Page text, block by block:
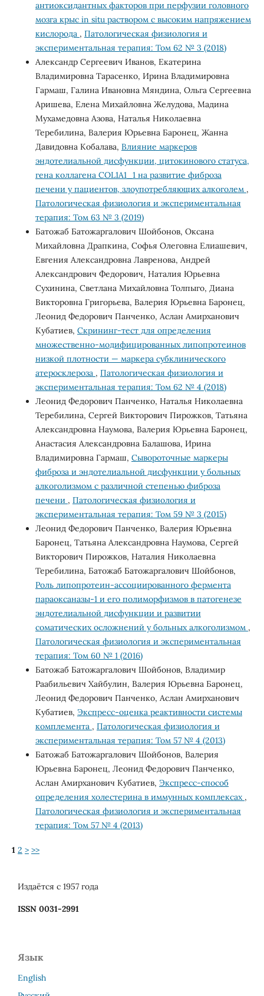
антиоксидантных факторов при перфузии головного
мозга крыс in situ раствором с высоким напряжением
кислорода , Патологическая физиология и
экспериментальная терапия: Том 62 № 3 (2018)
Александр Сергеевич Иванов, Екатерина
Владимировна Тарасенко, Ирина Владимировна
Гармаш, Галина Ивановна Мяндина, Ольга Сергеевна
Аришева, Елена Михайловна Желудова, Мадина
Мухамедовна Азова, Наталья Николаевна
Теребилина, Валерия Юрьевна Баронец, Жанна
Давидовна Кобалава, Влияние маркеров
эндотелиальной дисфункции, цитокинового статуса,
гена коллагена COL1A1_1 на развитие фиброза
печени у пациентов, злоупотребляющих алкоголем ,
Патологическая физиология и экспериментальная
терапия: Том 63 № 3 (2019)
Батожаб Батожаргалович Шойбонов, Оксана
Михайловна Драпкина, Софья Олеговна Елиашевич,
Евгения Александровна Лавренова, Андрей
Александрович Федорович, Наталия Юрьевна
Сухинина, Светлана Михайловна Толпыго, Диана
Викторовна Григорьева, Валерия Юрьевна Баронец,
Леонид Федорович Панченко, Аслан Амирханович
Кубатиев, Скрининг-тест для определения
множественно-модифицированных липопротеинов
низкой плотности — маркера субклинического
атеросклероза , Патологическая физиология и
экспериментальная терапия: Том 62 № 4 (2018)
Леонид Федорович Панченко, Наталья Николаевна
Теребилина, Сергей Викторович Пирожков, Татьяна
Александровна Наумова, Валерия Юрьевна Баронец,
Анастасия Александровна Балашова, Ирина
Владимировна Гармаш, Сывороточные маркеры
фиброза и эндотелиальной дисфункции у больных
алкоголизмом с различной степенью фиброза
печени , Патологическая физиология и
экспериментальная терапия: Том 59 № 3 (2015)
Леонид Федорович Панченко, Валерия Юрьевна
Баронец, Татьяна Александровна Наумова, Сергей
Викторович Пирожков, Наталия Николаевна
Теребилина, Батожаб Батожаргалович Шойбонов,
Роль липопротеин-ассоциированного фермента
параоксаназы-1 и его полиморфизмов в патогенезе
эндотелиальной дисфункции и развитии
соматических осложнений у больных алкоголизмом ,
Патологическая физиология и экспериментальная
терапия: Том 60 № 1 (2016)
Батожаб Батожаргалович Шойбонов, Владимир
Раабильевич Хайбулин, Валерия Юрьевна Баронец,
Леонид Федорович Панченко, Аслан Амирханович
Кубатиев, Экспресс-оценка реактивности системы
комплемента , Патологическая физиология и
экспериментальная терапия: Том 57 № 4 (2013)
Батожаб Батожаргалович Шойбонов, Валерия
Юрьевна Баронец, Леонид Федорович Панченко,
Аслан Амирханович Кубатиев, Экспресс-способ
определения холестерина в иммунных комплексах ,
Патологическая физиология и экспериментальная
терапия: Том 57 № 4 (2013)
1 2 > >>
Издаётся с 1957 года
ISSN 0031-2991
Язык
English